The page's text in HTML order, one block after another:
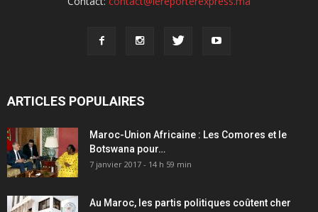
ARTICLES POPULAIRES
Maroc-Union Africaine : Les Comores et le
Botswana pour…
7 janvier 2017 - 14 h 59 min
Au Maroc, les partis politiques coûtent cher